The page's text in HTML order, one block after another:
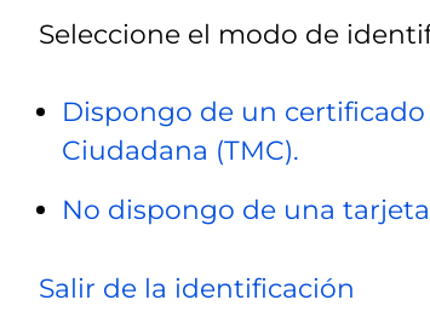
Seleccione el modo de
Dispongo de un
Ciudadana (TMC).
No dispongo de una
Salir de la identificación